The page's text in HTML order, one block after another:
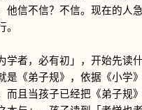
他信不信？不信。现在的人
。
者，必有初」，开始先读
是《弟子规》，依据《小学
而且当孩子已经把《弟子规